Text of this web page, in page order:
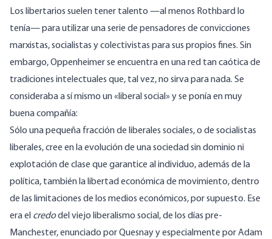
Los libertarios suelen tener talento —al menos Rothbard lo
tenía— para utilizar una serie de pensadores de convicciones
marxistas, socialistas y colectivistas para sus propios fines. Sin
embargo, Oppenheimer se encuentra en una red tan caótica de
tradiciones intelectuales que, tal vez, no sirva para nada. Se
consideraba a sí mismo un «liberal social» y se ponía en muy
buena compañía:
Sólo una pequeña fracción de liberales sociales, o de socialistas
liberales, cree en la evolución de una sociedad sin dominio ni
explotación de clase que garantice al individuo, además de la
política, también la libertad económica de movimiento, dentro
de las limitaciones de los medios económicos, por supuesto. Ese
era el credodel viejo liberalismo social, de los días pre-
Manchester, enunciado por Quesnay y especialmente por Adam